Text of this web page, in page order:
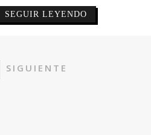
SEGUIR LEYENDO
SIGUIENTE